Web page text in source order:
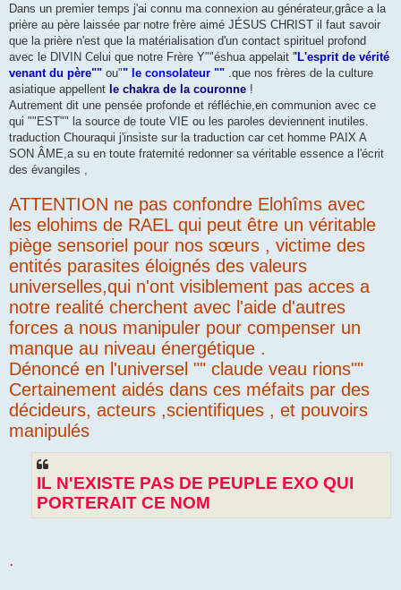
Dans un premier temps j'ai connu ma connexion au générateur,grâce a la
prière au père laissée par notre frère aimé JÉSUS CHRIST il faut savoir
que la prière n'est que la matérialisation d'un contact spirituel profond
avec le DIVIN Celui que notre Frère Y""éshua appelait ''L'esprit de vérité
venant du père"" ou"" le consolateur "" .que nos frères de la culture
asiatique appellent le chakra de la couronne !
Autrement dit une pensée profonde et réfléchie,en communion avec ce
qui ""EST"" la source de toute VIE ou les paroles deviennent inutiles.
traduction Chouraqui j'insiste sur la traduction car cet homme PAIX A
SON ÂME,a su en toute fraternité redonner sa véritable essence a l'écrit
des évangiles ,
ATTENTION ne pas confondre Elohîms avec
les elohims de RAEL qui peut être un véritable
piège sensoriel pour nos sœurs , victime des
entités parasites éloignés des valeurs
universelles,qui n'ont visiblement pas acces a
notre realité cherchent avec l'aide d'autres
forces a nous manipuler pour compenser un
manque au niveau énergétique .
Dénoncé en l'universel "" claude veau rions""
Certainement aidés dans ces méfaits par des
décideurs, acteurs ,scientifiques , et pouvoirs
manipulés
IL N'EXISTE PAS DE PEUPLE EXO QUI
PORTERAIT CE NOM
.